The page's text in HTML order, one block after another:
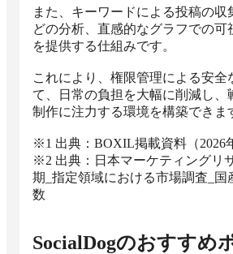
また、キーワードによる投稿の収
どの分析、直感的なグラフでの可
を提供する仕組みです。
これにより、権限管理による安全
て、日常の負担を大幅に削減し、
制作に注力する環境を構築できま
※1 出典：BOXIL掲載資料（2026
※2 出典：日本マーケティングリ
期_指定領域における市場調査_国
数
SocialDogのおすすめ